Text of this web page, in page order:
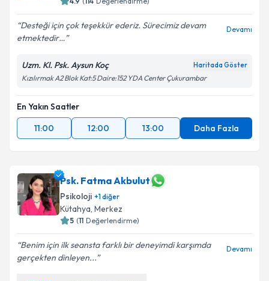
Desteği için çok teşekkür ederiz. Sürecimiz devam
etmektedir…
Devamı
Uzm. Kl. Psk. Aysun Koç Haritada Göster
Kızılırmak A2 Blok Kat:5 Daire:152 YDA Center Çukurambar
En Yakın Saatler
11:00
12:00 13:00 Daha Fazla
Psk. Fatma Akbulut
Psikoloji +1diğer
Kütahya, Merkez
5 (11 Değerlendirme)
Benim için ilk seansta farklı bir deneyimdi karşımda
gerçekten dinleyen...
Devamı